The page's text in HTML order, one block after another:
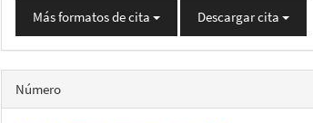
Más formatos de cita Descargar cita
Número